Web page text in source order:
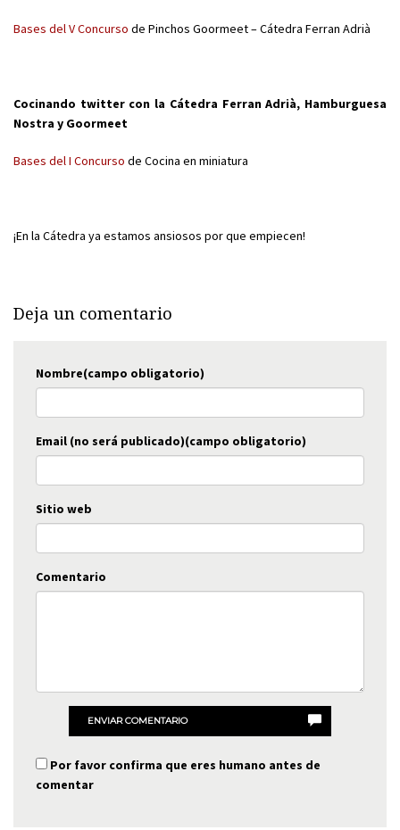
Bases del V Concurso de Pinchos Goormeet – Cátedra Ferran Adrià
Cocinando twitter con la Cátedra Ferran Adrià, Hamburguesa
Nostra y Goormeet
Bases del I Concurso de Cocina en miniatura
¡En la Cátedra ya estamos ansiosos por que empiecen!
Deja un comentario
Nombre(campo obligatorio)
Email (no será publicado)(campo obligatorio)
Sitio web
Comentario
ENVIAR COMENTARIO
Por favor confirma que eres humano antes de
comentar